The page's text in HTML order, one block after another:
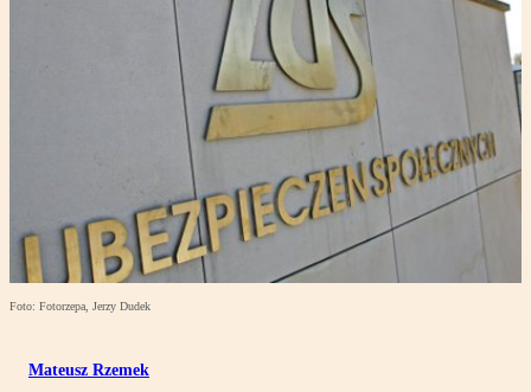
Foto: Fotorzepa, Jerzy Dudek
Mateusz Rzemek